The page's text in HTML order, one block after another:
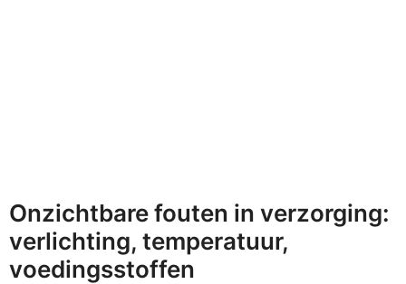
Onzichtbare fouten in verzorging:
verlichting, temperatuur,
voedingsstoffen